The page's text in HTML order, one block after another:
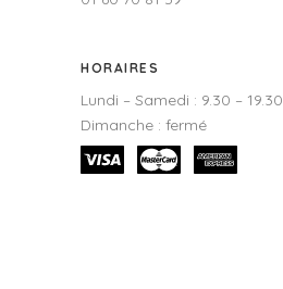
HORAIRES
Lundi – Samedi : 9.30 – 19.30
Dimanche : fermé